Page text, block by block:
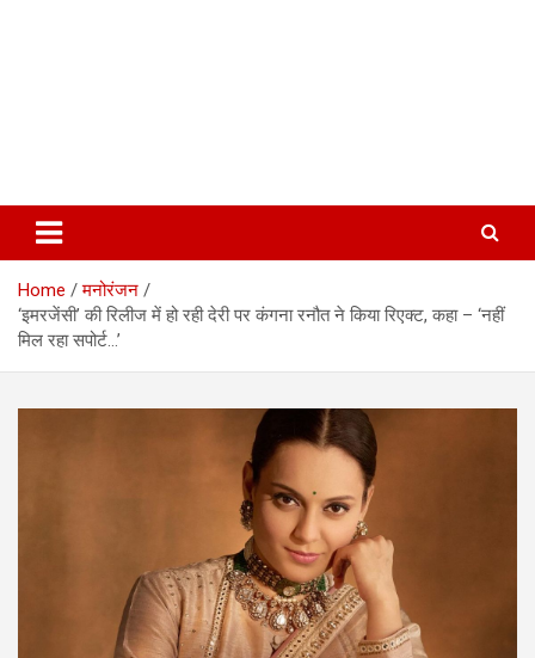
Home
मनोरंजन
‘इमरजेंसी’ की रिलीज में हो रही देरी पर कंगना रनौत ने किया रिएक्ट, कहा – ‘नहीं
मिल रहा सपोर्ट…’